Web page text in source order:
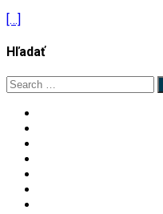
[…]
Hľadať
Search
for: